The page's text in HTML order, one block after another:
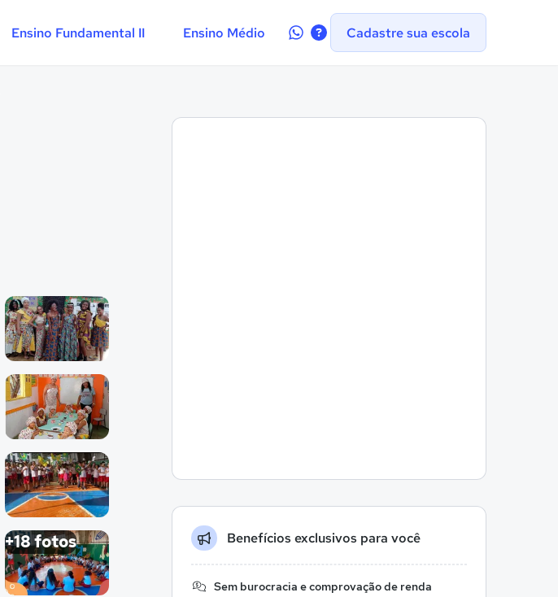
Ensino Fundamental II Ensino Médio
Contate-Cadastre sua escola
Benefícios exclusivos para você
Sem burocracia e comprovação de renda
Imagem 1
Imagem 2
Imagem 3
+18 fotos